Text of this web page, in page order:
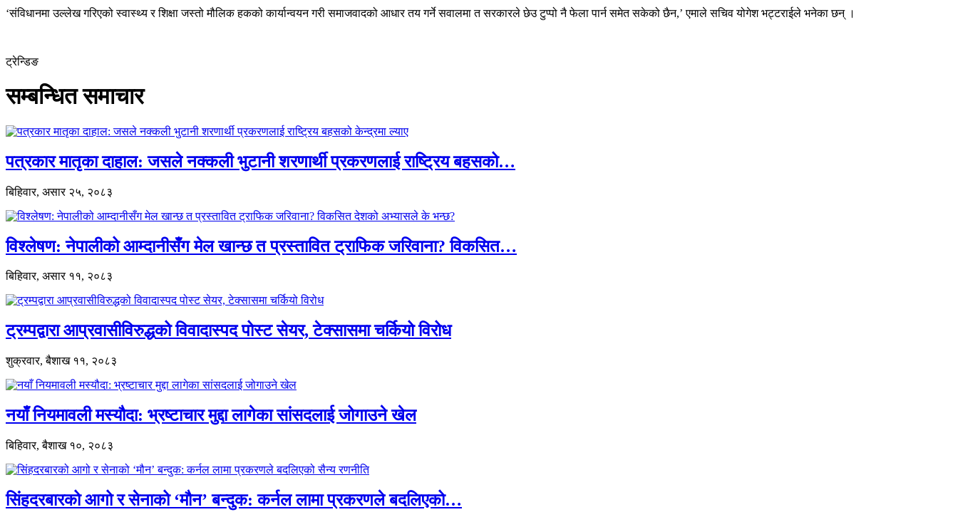
‘संविधानमा उल्लेख गरिएको स्वास्थ्य र शिक्षा जस्तो मौलिक हकको कार्यान्वयन गरी समाजवादको आधार तय गर्ने सवालमा त सरकारले छेउ टुप्पो नै फेला पार्न समेत सकेको छैन,’ एमाले सचिव योगेश भट्टराईले भनेका छन् ।
ट्रेन्डिङ
सम्बन्धित समाचार
पत्रकार मातृका दाहाल: जसले नक्कली भुटानी शरणार्थी प्रकरणलाई राष्ट्रिय बहसको…
बिहिवार, असार २५, २०८३
विश्लेषण: नेपालीको आम्दानीसँग मेल खान्छ त प्रस्तावित ट्राफिक जरिवाना? विकसित…
बिहिवार, असार ११, २०८३
ट्रम्पद्वारा आप्रवासीविरुद्धको विवादास्पद पोस्ट सेयर, टेक्सासमा चर्कियो विरोध
शुक्रवार, बैशाख ११, २०८३
नयाँ नियमावली मस्यौदा: भ्रष्टाचार मुद्दा लागेका सांसदलाई जोगाउने खेल
बिहिवार, बैशाख १०, २०८३
सिंहदरबारको आगो र सेनाको ‘मौन’ बन्दुक: कर्नल लामा प्रकरणले बदलिएको…